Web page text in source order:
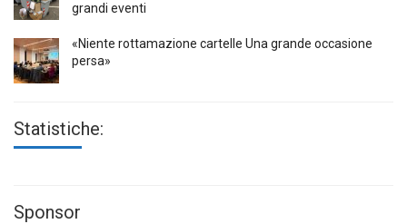
grandi eventi
«Niente rottamazione cartelle Una grande occasione
persa»
Statistiche:
Sponsor